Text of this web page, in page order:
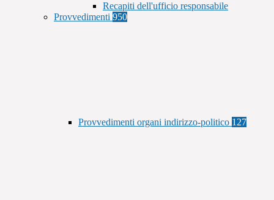
Recapiti dell'ufficio responsabile
Provvedimenti 950
Provvedimenti organi indirizzo-politico 127